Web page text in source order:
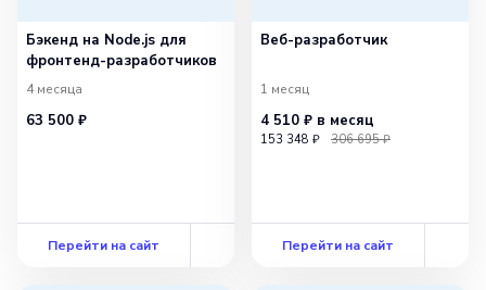
Бэкенд на Node.js для
фронтенд-разработчиков
4 месяца
63 500 ₽
Перейти на сайт
Веб-разработчик
1 месяц
4 510 ₽ в месяц
153 348 ₽ 306 695 ₽
Перейти на сайт